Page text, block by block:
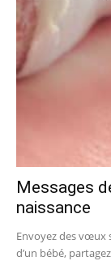
Messages
naissance
Envoyez des vœux
d’un bébé,